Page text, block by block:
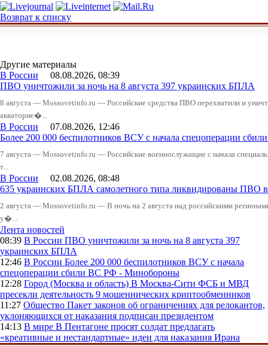
Возврат к списку
Другие материалы
В России 08.08.2026, 08:39
ПВО уничтожили за ночь на 8 августа 397 украинских БПЛА
8 августа — Mossovetinfo.ru — Российские средства ПВО перехватили и
акваторие�...
В России 07.08.2026, 12:46
Более 200 000 беспилотников ВСУ с начала спецоперации
7 августа — Mossovetinfo.ru — Российские военнослужащие с начала
т...
В России 02.08.2026, 08:48
635 украинских БПЛА самолетного типа ликвидированы ПВО
2 августа — Mossovetinfo.ru — В ночь на 2 августа над российскими
у�...
Лента новостей
08:39 В России ПВО уничтожили за ночь на 8 августа 397
украинских БПЛА
12:46 В России Более 200 000 беспилотников ВСУ с начала
спецоперации сбили ВС РФ - Минобороны
12:28 Город (Москва и область) В Москва-Сити ФСБ и МВД
пресекли деятельность 9 мошеннических криптообменников
11:27 Общество Пакет законов об ограничениях для релокантов,
уклоняющихся от наказания подписан президентом
14:13 В мире В Пентагоне просят солдат предлагать
«креативные и нестандартные» идеи для наказания Ирана